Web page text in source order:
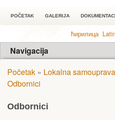
POČETAK GALERIJA
ћирилица
Navigacija
Početak » Lokalna samouprava
Odbornici
Odbornici